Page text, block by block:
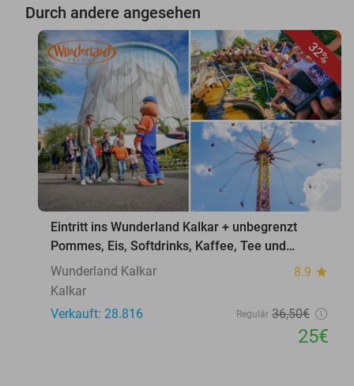
Durch andere angesehen
32%
favorite_border
Eintritt ins Wunderland Kalkar + unbegrenzt
Pommes, Eis, Softdrinks, Kaffee, Tee und
Softeis
Wunderland Kalkar 8.9 star
Kalkar
Verkauft: 28.816
Regulär 36,50€
25€